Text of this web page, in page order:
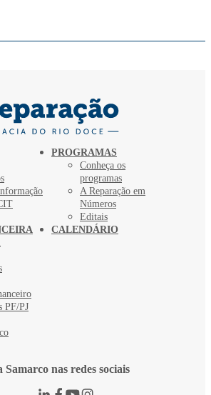
PROGRAMAS
Conheça os
programas
A Reparação em
Números
Editais
PF/PJ
CALENDÁRIO
Samarco nas redes sociais